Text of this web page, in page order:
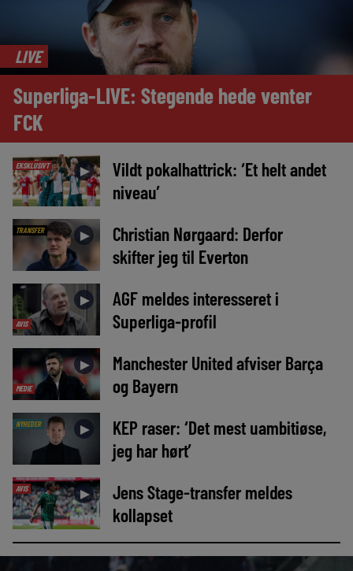
LIVE
Superliga-LIVE: Stegende hede venter
FCK
EKSKLUSIVT ►
Vildt pokalhattrick: ‘Et helt andet
niveau’
TRANSFER ►
Christian Nørgaard: Derfor
skifter jeg til Everton
AVIS
►
AGF meldes interesseret i
Superliga-profil
MEDIE
►
Manchester United afviser Barça
og Bayern
NYHEDER ►
KEP raser: ‘Det mest uambitiøse,
jeg har hørt’
AVIS ►
Jens Stage-transfer meldes
kollapset